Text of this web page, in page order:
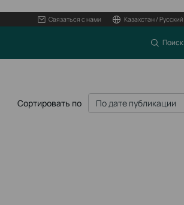
Связаться с нами Казахстан / Русский
Поиск
Сортировать по По дате публикации